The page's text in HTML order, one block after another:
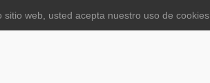
web, usted acepta nuestro uso de cookies.